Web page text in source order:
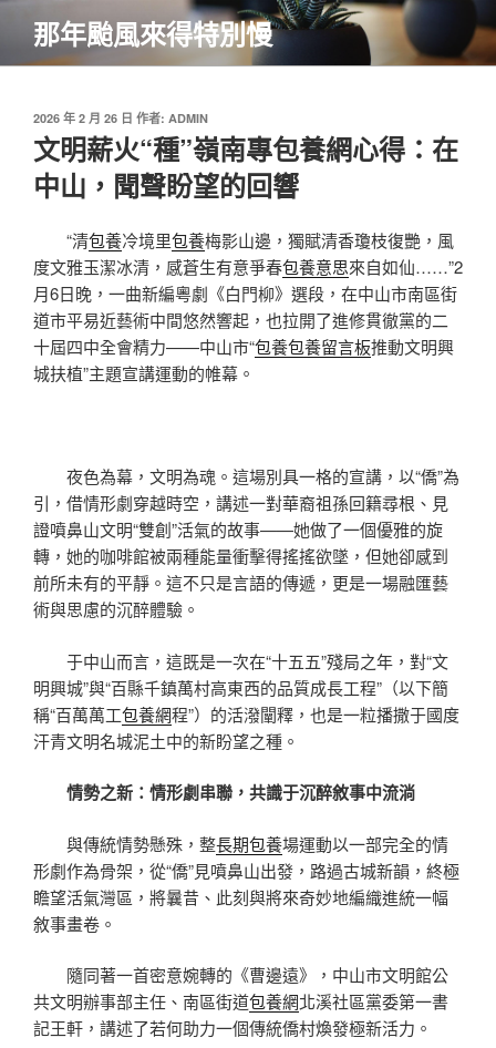
主
那年颱風來得特別慢
發
於
2026 年 2 月 26 日 作者: ADMIN
文明薪火“種”嶺南專包養網心得：在
中山，聞聲盼望的回響
“清包養冷境里包養梅影山邊，獨賦清香瓊枝復艷，風
度文雅玉潔冰清，感蒼生有意爭春包養意思來自如仙……”2
月6日晚，一曲新編粵劇《白門柳》選段，在中山市南區街
道市平易近藝術中間悠然響起，也拉開了進修貫徹黨的二
十屆四中全會精力——中山市“包養包養留言板推動文明興
城扶植”主題宣講運動的帷幕。
夜色為幕，文明為魂。這場別具一格的宣講，以“僑”為
引，借情形劇穿越時空，講述一對華裔祖孫回籍尋根、見
證噴鼻山文明“雙創”活氣的故事——她做了一個優雅的旋
轉，她的咖啡館被兩種能量衝擊得搖搖欲墜，但她卻感到
前所未有的平靜。這不只是言語的傳遞，更是一場融匯藝
術與思慮的沉醉體驗。
于中山而言，這既是一次在“十五五”殘局之年，對“文
明興城”與“百縣千鎮萬村高東西的品質成長工程”（以下簡
稱“百萬萬工包養網程”）的活潑闡釋，也是一粒播撒于國度
汗青文明名城泥土中的新盼望之種。
情勢之新：情形劇串聯，共識于沉醉敘事中流淌
與傳統情勢懸殊，整長期包養場運動以一部完全的情
形劇作為骨架，從“僑”見噴鼻山出發，路過古城新韻，終極
瞻望活氣灣區，將曩昔、此刻與將來奇妙地編織進統一幅
敘事畫卷。
隨同著一首密意婉轉的《曹邊遠》，中山市文明館公
共文明辦事部主任、南區街道包養網北溪社區黨委第一書
記王軒，講述了若何助力一個傳統僑村煥發極新活力。